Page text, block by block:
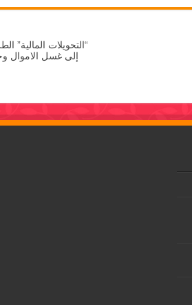
“التحويلات المالية”
إلى غسل الاموال